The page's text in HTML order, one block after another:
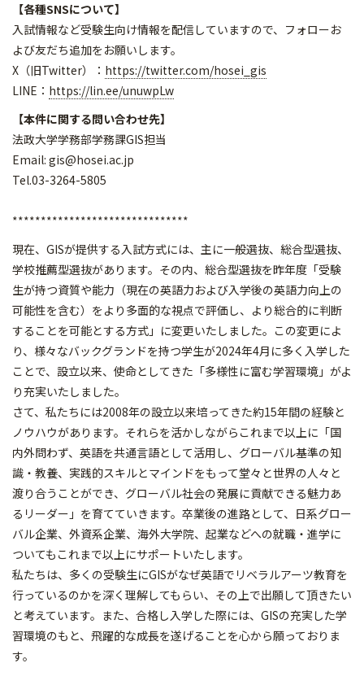
【各種SNSについて】
入試情報など受験生向け情報を配信していますので、フォローお
よび友だち追加をお願いします。
X（旧Twitter）： https://twitter.com/hosei_gis
LINE： https://lin.ee/unuwpLw
【本件に関する問い合わせ先】
法政大学学務部学務課GIS担当
Email: gis@hosei.ac.jp
Tel.03-3264-5805
*******************************
現在、GISが提供する入試方式には、主に一般選抜、総合型選抜、
学校推薦型選抜があります。その内、総合型選抜を昨年度「受験
生が持つ資質や能力（現在の英語力および入学後の英語力向上の
可能性を含む）をより多面的な視点で評価し、より総合的に判断
することを可能とする方式」に変更いたしました。この変更によ
り、様々なバックグランドを持つ学生が2024年4月に多く入学した
ことで、設立以来、使命としてきた「多様性に富む学習環境」がよ
り充実いたしました。
さて、私たちには2008年の設立以来培ってきた約15年間の経験と
ノウハウがあります。それらを活かしながらこれまで以上に「国
内外問わず、英語を共通言語として活用し、グローバル基準の知
識・教養、実践的スキルとマインドをもって堂々と世界の人々と
渡り合うことができ、グローバル社会の発展に貢献できる魅力あ
るリーダー」を育てていきます。卒業後の進路として、日系グロー
バル企業、外資系企業、海外大学院、起業などへの就職・進学に
ついてもこれまで以上にサポートいたします。
私たちは、多くの受験生にGISがなぜ英語でリベラルアーツ教育を
行っているのかを深く理解してもらい、その上で出願して頂きたい
と考えています。また、合格し入学した際には、GISの充実した学
習環境のもと、飛躍的な成長を遂げることを心から願っておりま
す。